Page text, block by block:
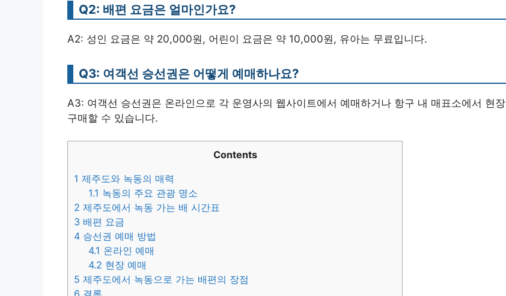
Q2: 배편 요금은 얼마인가요?
A2: 성인 요금은 약 20,000원, 어린이 요금은 약 10,000원, 유아는 무료입니다.
Q3: 여객선 승선권은 어떻게 예매하나요?
A3: 여객선 승선권은 온라인으로 각 운영사의 웹사이트에서 예매하거나 항구 내 매표소에서 현장
구매할 수 있습니다.
Contents
1 제주도와 녹동의 매력
1.1 녹동의 주요 관광 명소
2 제주도에서 녹동 가는 배 시간표
3 배편 요금
4 승선권 예매 방법
4.1 온라인 예매
4.2 현장 예매
5 제주도에서 녹동으로 가는 배편의 장점